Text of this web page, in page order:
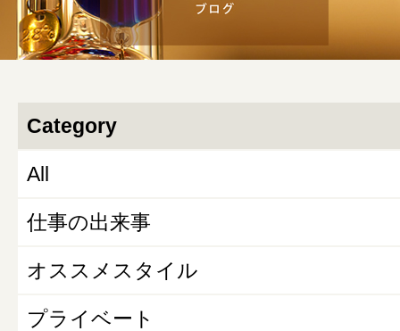
Category
All
仕事の出来事
オススメスタイル
プライベート